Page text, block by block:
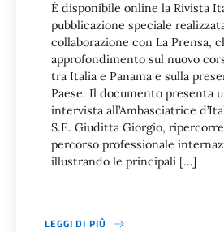
È disponibile online la Rivista
pubblicazione speciale
collaborazione con La Prensa,
approfondimento sul nuovo
tra Italia e Panama e sulla
Paese. Il documento presenta
intervista all’Ambasciatrice
S.E. Giuditta Giorgio,
percorso professionale
illustrando le principali […]
LEGGI DI PIÙ